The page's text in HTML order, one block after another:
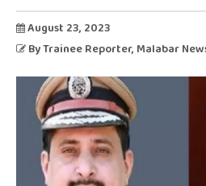
August 23, 2023
ByTrainee Reporter, Malabar